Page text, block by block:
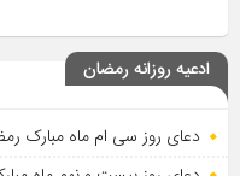
ادعیه روزانه رمضان
دعای روز سی ام ماه مبارک